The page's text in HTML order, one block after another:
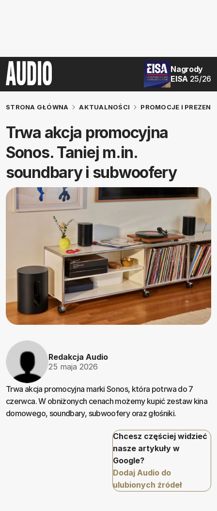
Nagrody
EISA 25/26
STRONA GŁÓWNA AKTUALNOŚCI PROMOCJE I
Trwa akcja promocyjna
Sonos. Taniej m.in.
soundbary i subwoofery
Redakcja Audio
25 maja 2026
Trwa akcja promocyjna marki Sonos, która potrwa do 7
czerwca. W obniżonych cenach możemy kupić zestaw kina
domowego, soundbary, subwoofery oraz głośniki.
Chcesz częściej widzieć
nasze artykuły w
Google?
Dodaj Audio do
ulubionych źródeł